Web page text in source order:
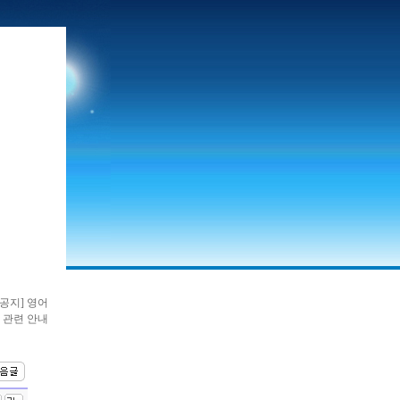
지] 영어
련 안내